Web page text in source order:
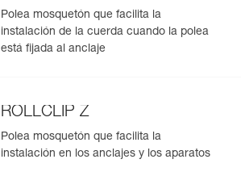
Polea mosquetón que facilita la
instalación de la cuerda cuando la polea
está fijada al anclaje
ROLLCLIP Z
Polea mosquetón que facilita la
instalación en los anclajes y los aparatos